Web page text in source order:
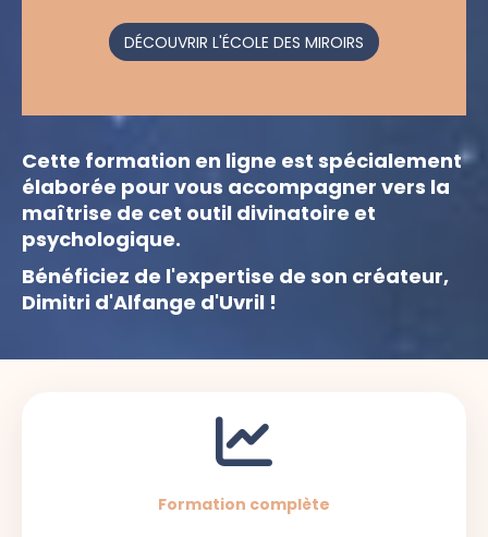
DÉCOUVRIR L'ÉCOLE DES MIROIRS
Cette formation en ligne est spécialement
élaborée pour vous accompagner vers la
maîtrise de cet outil divinatoire et
psychologique.
Bénéficiez de l'expertise de son créateur,
Dimitri d'Alfange d'Uvril !
Formation complète